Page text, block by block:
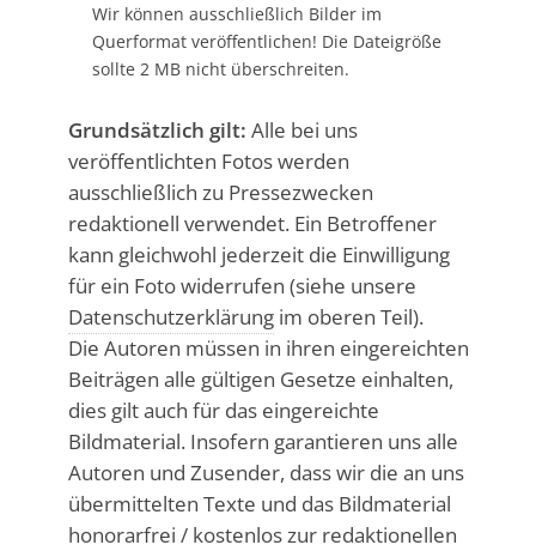
Wir können ausschließlich Bilder im
Querformat veröffentlichen! Die Dateigröße
sollte 2 MB nicht überschreiten.
Grundsätzlich gilt: Alle bei uns
veröffentlichten Fotos werden
ausschließlich zu Pressezwecken
redaktionell verwendet. Ein Betroffener
kann gleichwohl jederzeit die Einwilligung
für ein Foto widerrufen (siehe unsere
Datenschutzerklärungim oberen Teil).
Die Autoren müssen in ihren eingereichten
Beiträgen alle gültigen Gesetze einhalten,
dies gilt auch für das eingereichte
Bildmaterial. Insofern garantieren uns alle
Autoren und Zusender, dass wir die an uns
übermittelten Texte und das Bildmaterial
honorarfrei / kostenlos zur redaktionellen